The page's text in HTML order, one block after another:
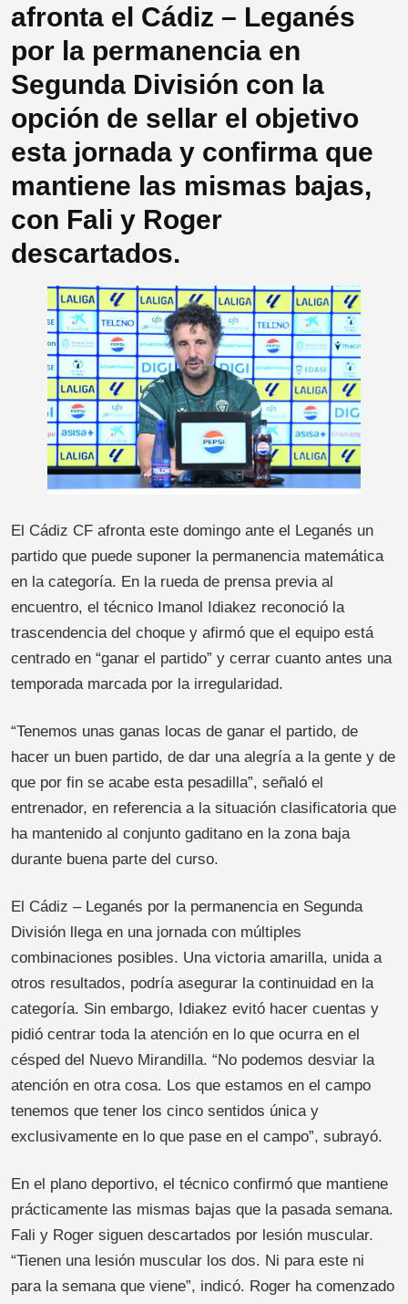
afronta el Cádiz – Leganés
por la permanencia en
Segunda División con la
opción de sellar el objetivo
esta jornada y confirma que
mantiene las mismas bajas,
con Fali y Roger
descartados.
El Cádiz CF afronta este domingo ante el Leganés un
partido que puede suponer la permanencia matemática
en la categoría. En la rueda de prensa previa al
encuentro, el técnico Imanol Idiakez reconoció la
trascendencia del choque y afirmó que el equipo está
centrado en “ganar el partido” y cerrar cuanto antes una
temporada marcada por la irregularidad.
“Tenemos unas ganas locas de ganar el partido, de
hacer un buen partido, de dar una alegría a la gente y de
que por fin se acabe esta pesadilla”, señaló el
entrenador, en referencia a la situación clasificatoria que
ha mantenido al conjunto gaditano en la zona baja
durante buena parte del curso.
El Cádiz – Leganés por la permanencia en Segunda
División llega en una jornada con múltiples
combinaciones posibles. Una victoria amarilla, unida a
otros resultados, podría asegurar la continuidad en la
categoría. Sin embargo, Idiakez evitó hacer cuentas y
pidió centrar toda la atención en lo que ocurra en el
césped del Nuevo Mirandilla. “No podemos desviar la
atención en otra cosa. Los que estamos en el campo
tenemos que tener los cinco sentidos única y
exclusivamente en lo que pase en el campo”, subrayó.
En el plano deportivo, el técnico confirmó que mantiene
prácticamente las mismas bajas que la pasada semana.
Fali y Roger siguen descartados por lesión muscular.
“Tienen una lesión muscular los dos. Ni para este ni
para la semana que viene”, indicó. Roger ha comenzado